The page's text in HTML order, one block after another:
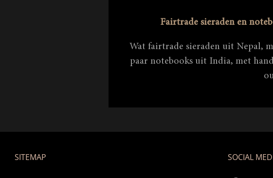
Fairtrade sieraden en
Wat fairtrade sieraden uit Nepal,
paar notebooks uit India, met
SITEMAP SOCIAL